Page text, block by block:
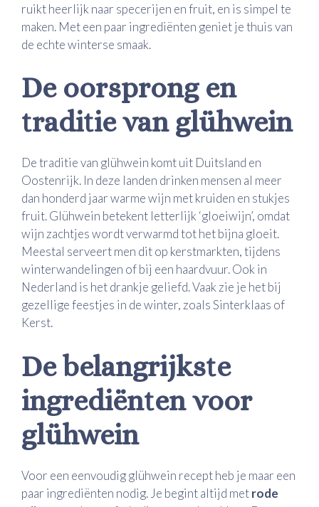
ruikt heerlijk naar specerijen en fruit, en is simpel te
maken. Met een paar ingrediënten geniet je thuis van
de echte winterse smaak.
De oorsprong en
traditie van glühwein
De traditie van glühwein komt uit Duitsland en
Oostenrijk. In deze landen drinken mensen al meer
dan honderd jaar warme wijn met kruiden en stukjes
fruit. Glühwein betekent letterlijk ‘gloeiwijn’, omdat
wijn zachtjes wordt verwarmd tot het bijna gloeit.
Meestal serveert men dit op kerstmarkten, tijdens
winterwandelingen of bij een haardvuur. Ook in
Nederland is het drankje geliefd. Vaak zie je het bij
gezellige feestjes in de winter, zoals Sinterklaas of
Kerst.
De belangrijkste
ingrediënten voor
glühwein
Voor een eenvoudig glühwein recept heb je maar een
paar ingrediënten nodig. Je begint altijd metrode